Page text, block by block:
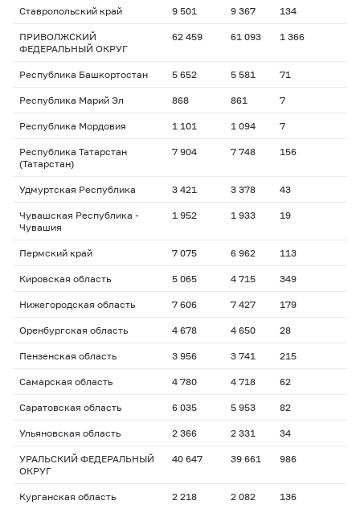
Ставропольский край 9 501 9 367 134
ПРИВОЛЖСКИЙ
ФЕДЕРАЛЬНЫЙ ОКРУГ
62 459 61 093 1 366
Республика Башкортостан 5 652 5 581 71
Республика Марий Эл 868 861 7
Республика Мордовия 1 101 1 094 7
Республика Татарстан
(Татарстан)
7 904 7 748 156
Удмуртская Республика 3 421 3 378 43
Чувашская Республика -
Чувашия
1 952 1 933 19
Пермский край 7 075 6 962 113
Кировская область 5 065 4 715 349
Нижегородская область 7 606 7 427 179
Оренбургская область 4 678 4 650 28
Пензенская область 3 956 3 741 215
Самарская область 4 780 4 718 62
Саратовская область 6 035 5 953 82
Ульяновская область 2 366 2 331 34
УРАЛЬСКИЙ ФЕДЕРАЛЬНЫЙ
ОКРУГ
40 647 39 661 986
Курганская область 2 218 2 082 136